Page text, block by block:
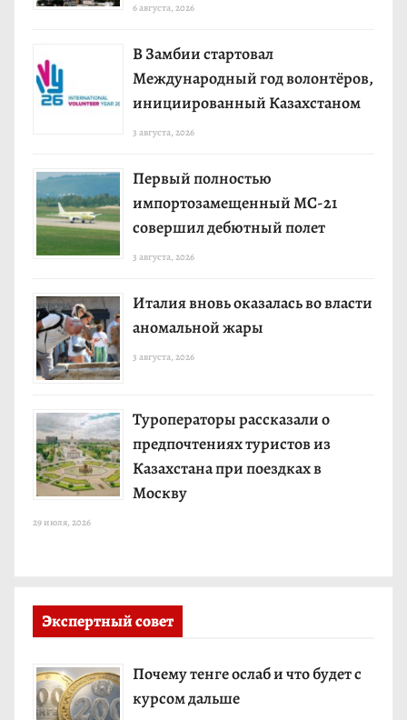
6 августа, 2026
В Замбии стартовал
Международный год волонтёров,
инициированный Казахстаном
3 августа, 2026
Первый полностью
импортозамещенный МС-21
совершил дебютный полет
3 августа, 2026
Италия вновь оказалась во власти
аномальной жары
3 августа, 2026
Туроператоры рассказали о
предпочтениях туристов из
Казахстана при поездках в
Москву
29 июля, 2026
Экспертный совет
Почему тенге ослаб и что будет с
курсом дальше